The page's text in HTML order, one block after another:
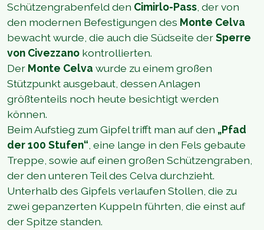
Schützengrabenfeld den Cimirlo-Pass , der von
den modernen Befestigungen des Monte Celva
bewacht wurde, die auch die Südseite derSperre
von Civezzano kontrollierten.
Der Monte Celva wurde zu einem großen
Stützpunkt ausgebaut, dessen Anlagen
größtenteils noch heute besichtigt werden
können.
Beim Aufstieg zum Gipfel trifft man auf den „Pfad
der 100 Stufen“ , eine lange in den Fels gebaute
Treppe, sowie auf einen großen Schützengraben,
der den unteren Teil des Celva durchzieht.
Unterhalb des Gipfels verlaufen Stollen, die zu
zwei gepanzerten Kuppeln führten, die einst auf
der Spitze standen.